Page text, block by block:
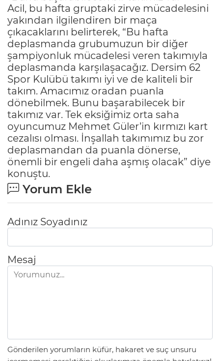
Acil, bu hafta gruptaki zirve mücadelesini
yakından ilgilendiren bir maça
çıkacaklarını belirterek, “Bu hafta
deplasmanda grubumuzun bir diğer
şampiyonluk mücadelesi veren takımıyla
deplasmanda karşılaşacağız. Dersim 62
Spor Kulübü takımı iyi ve de kaliteli bir
takım. Amacımız oradan puanla
dönebilmek. Bunu başarabilecek bir
takımız var. Tek eksiğimiz orta saha
oyuncumuz Mehmet Güler’in kırmızı kart
cezalısı olması. İnşallah takımımız bu zor
deplasmandan da puanla dönerse,
önemli bir engeli daha aşmış olacak” diye
konuştu.
Yorum Ekle
Adınız Soyadınız
Mesaj
Gönderilen yorumların küfür, hakaret ve suç unsuru